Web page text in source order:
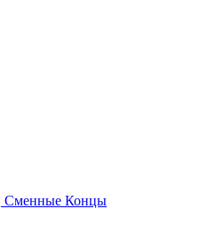
Сменные Концы